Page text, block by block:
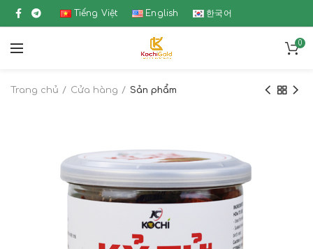
Tiếng Việt English 한국어
0
Trang chủ Cửa hàng Sản phẩm